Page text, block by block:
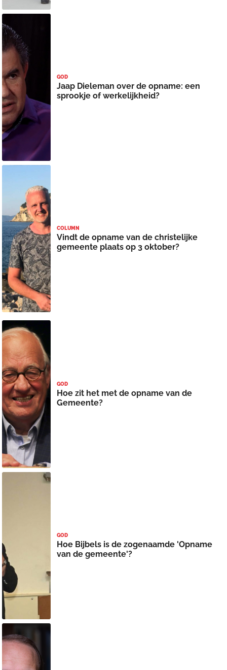
GOD
Jaap Dieleman over de opname: een
sprookje of werkelijkheid?
COLUMN
Vindt de opname van de christelijke
gemeente plaats op 3 oktober?
GOD
Hoe zit het met de opname van de
Gemeente?
GOD
Hoe Bijbels is de zogenaamde 'Opname
van de gemeente'?